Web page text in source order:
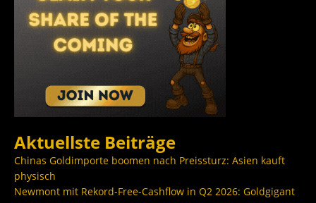
Aktuellste Beiträge
Chinas Goldimporte boomen nach Preissturz: Asien kauft
physisch
Newmont mit Rekord-Free-Cashflow in Q2 2026: Goldgigant